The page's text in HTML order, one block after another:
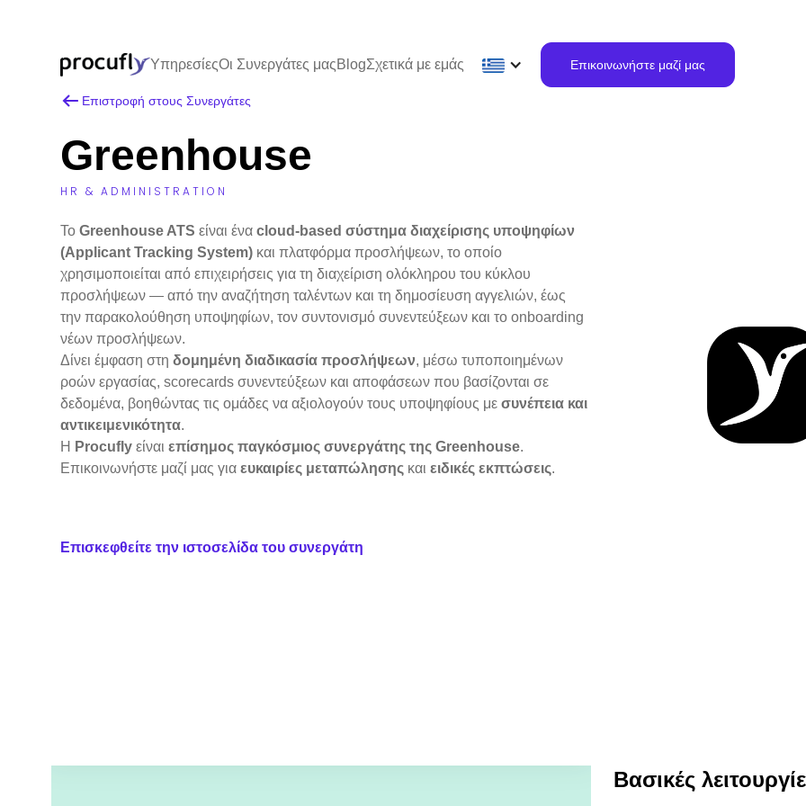
ΥπηρεσίεςΟι Συνεργάτες μαςBlogΣχετικά με εμάς Επικοινωνήστε μαζί μας
Επιστροφή στους Συνεργάτες
Greenhouse
HR & ADMINISTRATION
ΤοGreenhouse ATS είναι έναcloud-based σύστημα διαχείρισης υποψηφίων
(Applicant Tracking System) και πλατφόρμα προσλήψεων, το οποίο
χρησιμοποιείται από επιχειρήσεις για τη διαχείριση ολόκληρου του κύκλου
προσλήψεων — από την αναζήτηση ταλέντων και τη δημοσίευση αγγελιών, έως
την παρακολούθηση υποψηφίων, τον συντονισμό συνεντεύξεων και το onboarding
νέων προσλήψεων.
Δίνει έμφαση στηδομημένη διαδικασία προσλήψεων, μέσω τυποποιημένων
ροών εργασίας, scorecards συνεντεύξεων και αποφάσεων που βασίζονται σε
δεδομένα, βοηθώντας τις ομάδες να αξιολογούν τους υποψηφίους μεσυνέπεια και
αντικειμενικότητα.
Η Procufly είναιεπίσημος παγκόσμιος συνεργάτης της Greenhouse.
Επικοινωνήστε μαζί μας γιαευκαιρίες μεταπώλησης καιειδικές εκπτώσεις.
Επισκεφθείτε την ιστοσελίδα του συνεργάτη
Βασικές